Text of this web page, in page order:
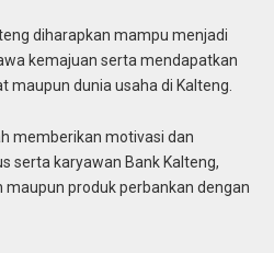
diharapkan mampu menjadi
kemajuan serta mendapatkan
maupun dunia usaha di Kalteng.
memberikan motivasi dan
serta karyawan Bank Kalteng,
produk perbankan dengan